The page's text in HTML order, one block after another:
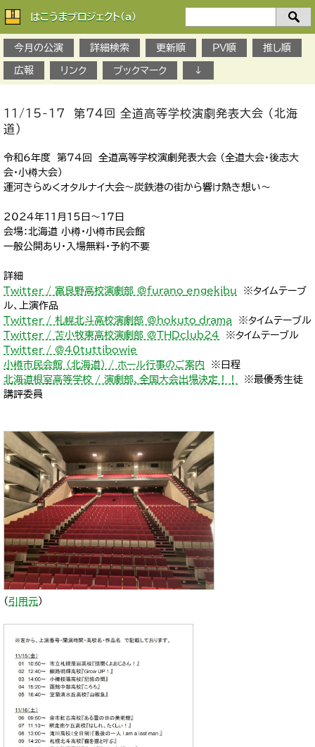
はこうまプロジェクト(a)
今月の公演
詳細検索 更新順 PV順 推し順
広報 リンク ブックマーク ↓
11/15-17 第74回 全道高等学校演劇発表大会 （北海
道）
令和6年度 第74回 全道高等学校演劇発表大会 （全道大会・後志大
会・小樽大会）
運河きらめくオタルナイ大会～炭鉄港の街から響け熱き想い～
2024年11月15日～17日
会場：北海道 小樽・小樽市民会館
一般公開あり・入場無料・予約不要
詳細
Twitter / 富良野高校演劇部 @furano_engekibu ※タイムテーブ
ル、上演作品
Twitter / 札幌北斗高校演劇部 @hokuto_drama ※タイムテーブル
Twitter / 苫小牧東高校演劇部 @THDclub24 ※タイムテーブル
Twitter / @40tuttibowie
小樽市民会館 （北海道） / ホール行事のご案内
※日程
北海道根室高等学校 / 演劇部、全国大会出場決定！！
※最優秀生徒
講評委員
（ 引用元）